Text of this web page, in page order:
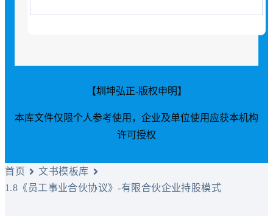
【圳坤弘正-版权申明】
本库文件仅限个人参考使用，企业及单位使用应获本机构
许可授权
首页
文书模板库
1.8《员工事业合伙协议》-有限合伙企业持股模式